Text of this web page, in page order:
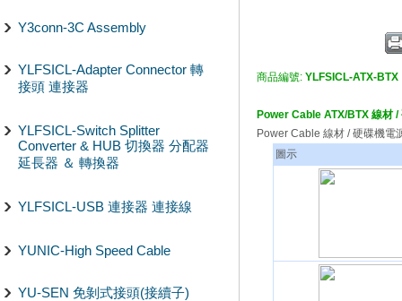
Y3conn-3C Assembly
YLFSICL-Adapter Connector 轉
接頭 連接器
YLFSICL-Switch Splitter
Converter & HUB 切換器 分配器
延長器 ＆ 轉換器
YLFSICL-USB 連接器 連接線
YUNIC-High Speed Cable
YU-SEN 免剝式接頭(接續子)
商品編號: YLFSICL-ATX-BTX
Power Cable ATX/BTX 線材 /
Power Cable 線材 / 硬碟機電
圖示